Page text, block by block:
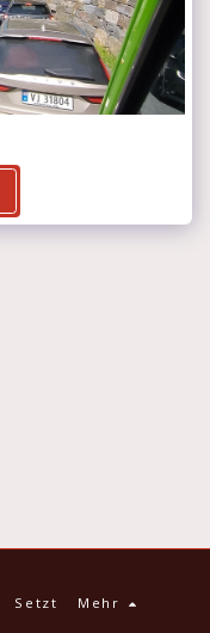
Setzt Mehr